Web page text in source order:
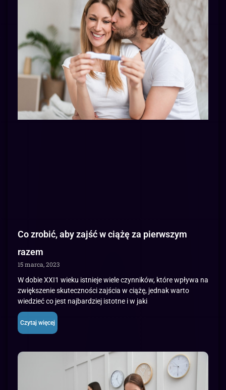
Co zrobić, aby zajść w ciążę za pierwszym
razem
15 marca, 2023
W dobie XXI1 wieku istnieje wiele czynników, które wpływa na
zwiększenie skuteczności zajścia w ciążę, jednak warto
wiedzieć co jest najbardziej istotne i w jaki
Czytaj więcej